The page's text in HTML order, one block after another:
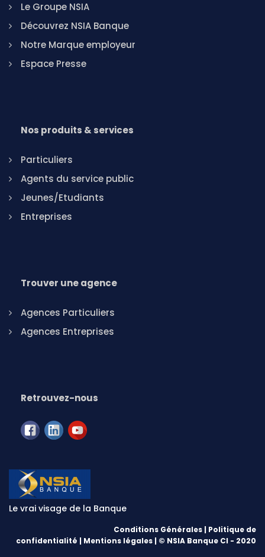
Le Groupe NSIA
Découvrez NSIA Banque
Notre Marque employeur
Espace Presse
Nos produits & services
Particuliers
Agents du service public
Jeunes/Etudiants
Entreprises
Trouver une agence
Agences Particuliers
Agences Entreprises
Retrouvez-nous
Le vrai visage de la Banque
Conditions Générales | Politique de
confidentialité | Mentions légales | © NSIA Banque CI - 2020